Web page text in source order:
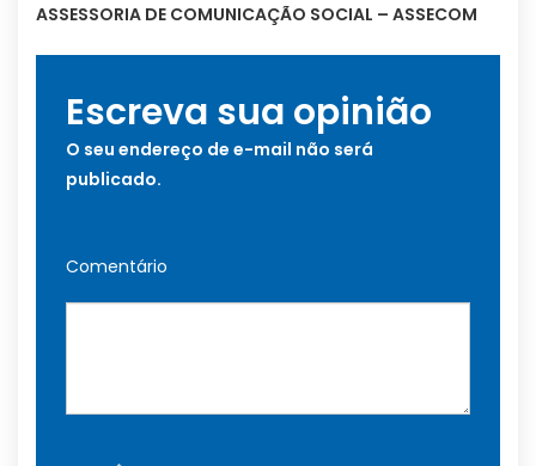
ASSESSORIA DE COMUNICAÇÃO SOCIAL – ASSECOM
Escreva sua opinião
O seu endereço de e-mail não será
publicado.
Comentário